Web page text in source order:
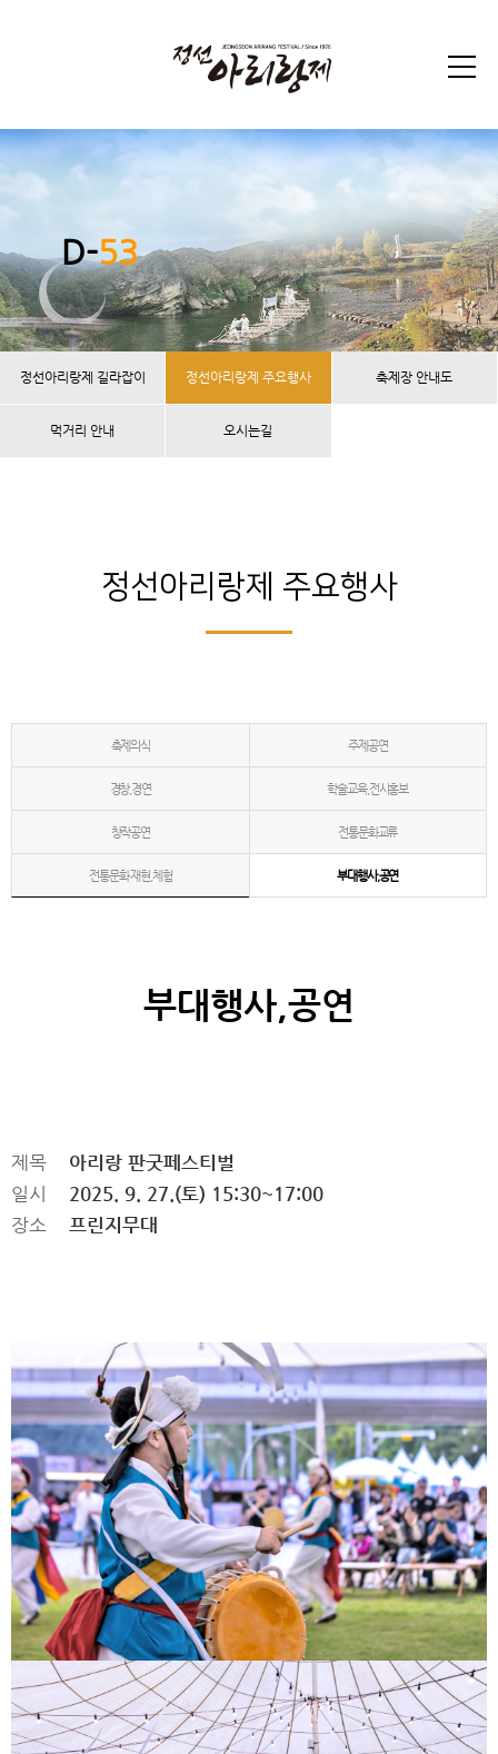
D-53
정선아리랑제 길라잡이 정선아리랑제 주요행사 축제장 안내도
먹거리 안내 오시는길
정선아리랑제 주요행사
축제의식 주제공연
경창,경연 학술교육,전시홍보
창작공연 전통문화교류
전통문화 재현,체험 부대행사,공연
부대행사,공연
제목
아리랑 판굿페스티벌
일시
2025. 9. 27.(토) 15:30~17:00
장소
프린지무대